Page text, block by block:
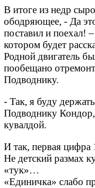
В итоге из недр
ободряющее, - Да
поставил и поехал!
котором будет
Родной двигатель
пообещано
Подводнику.
- Так, я буду
Подводнику
кувалдой.
И так, первая цифра
Не детский размах
«тук»…
«Единичка» слабо